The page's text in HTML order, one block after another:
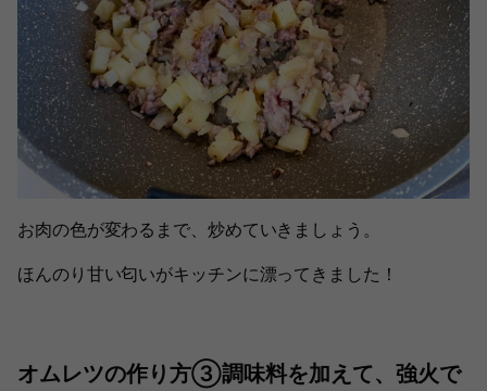
お肉の色が変わるまで、炒めていきましょう。
ほんのり甘い匂いがキッチンに漂ってきました！
オムレツの作り方③調味料を加えて、強火で